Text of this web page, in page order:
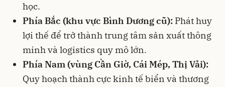
học.
Phía Bắc (khu vực Bình Dương cũ): Phát huy
lợi thế để trở thành trung tâm sản xuất thông
minh và logistics quy mô lớn.
Phía Nam (vùng Cần Giờ, Cái Mép, Thị Vải):
Quy hoạch thành cực kinh tế biển và thương